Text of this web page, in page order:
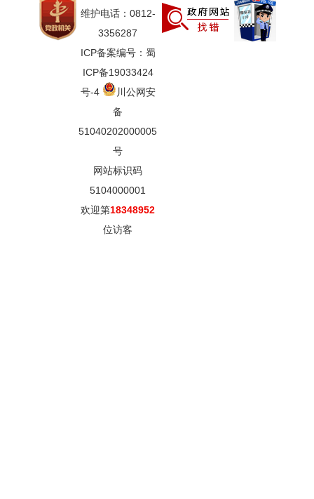
维护电话：0812-
3356287
ICP备案编号：蜀
ICP备19033424
号-4
川公网安
备
51040202000005
号
网站标识码
5104000001
欢迎第18348952
位访客